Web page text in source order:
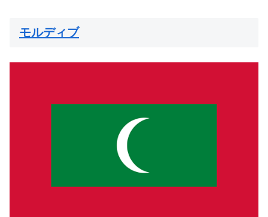
モルディブ